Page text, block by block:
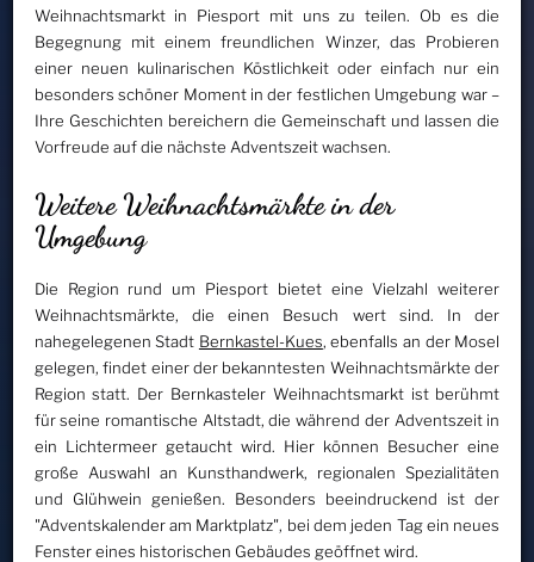
Weihnachtsmarkt in Piesport mit uns zu teilen. Ob es die
Begegnung mit einem freundlichen Winzer, das Probieren
einer neuen kulinarischen Köstlichkeit oder einfach nur ein
besonders schöner Moment in der festlichen Umgebung war –
Ihre Geschichten bereichern die Gemeinschaft und lassen die
Vorfreude auf die nächste Adventszeit wachsen.
Weitere Weihnachtsmärkte in der
Umgebung
Die Region rund um Piesport bietet eine Vielzahl weiterer
Weihnachtsmärkte, die einen Besuch wert sind. In der
nahegelegenen Stadt Bernkastel-Kues, ebenfalls an der Mosel
gelegen, findet einer der bekanntesten Weihnachtsmärkte der
Region statt. Der Bernkasteler Weihnachtsmarkt ist berühmt
für seine romantische Altstadt, die während der Adventszeit in
ein Lichtermeer getaucht wird. Hier können Besucher eine
große Auswahl an Kunsthandwerk, regionalen Spezialitäten
und Glühwein genießen. Besonders beeindruckend ist der
"Adventskalender am Marktplatz", bei dem jeden Tag ein neues
Fenster eines historischen Gebäudes geöffnet wird.